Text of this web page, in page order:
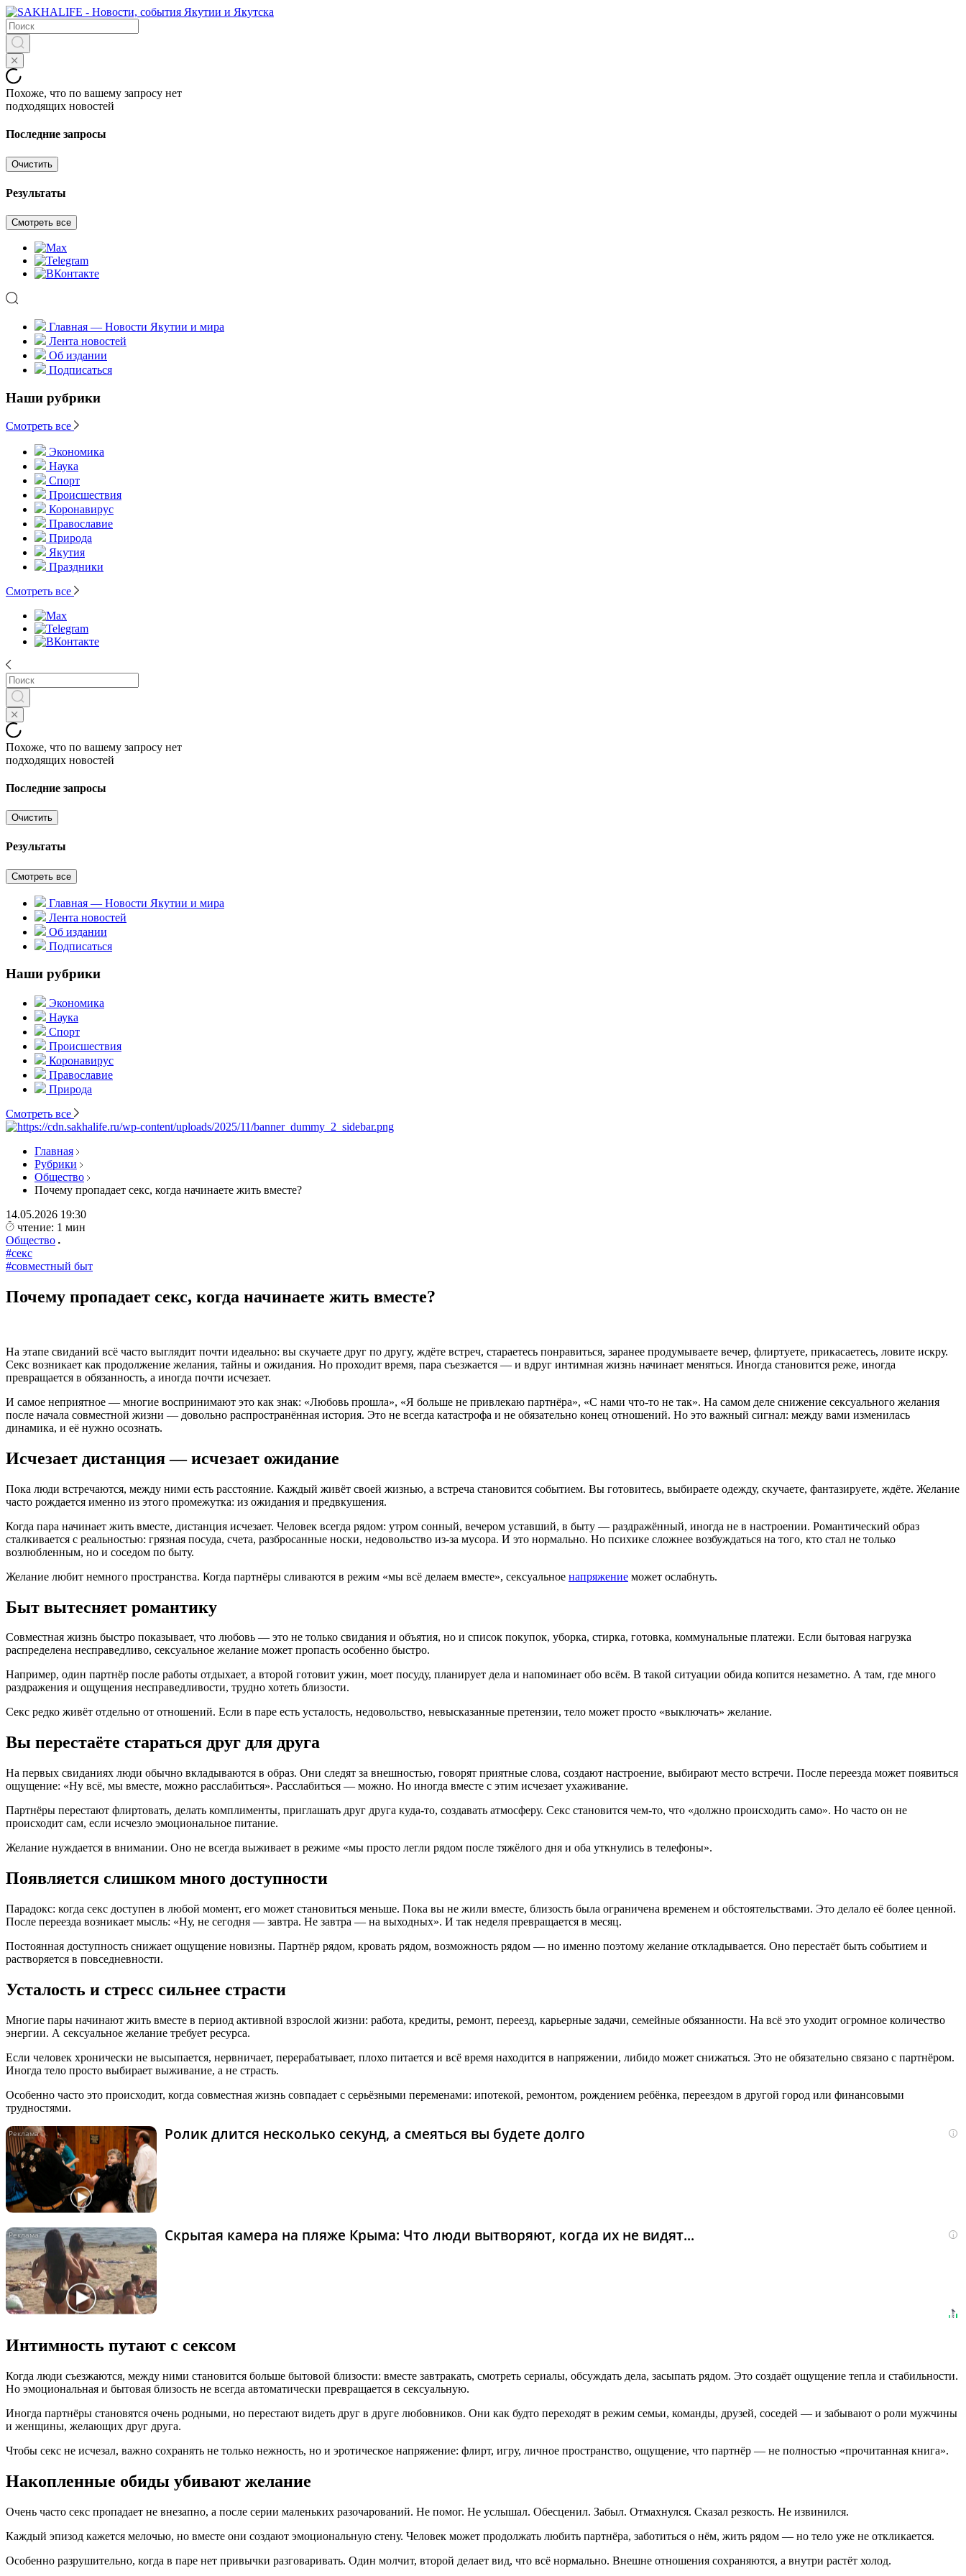
Похоже, что по вашему запросу нет
подходящих новостей
Последние запросы
Очистить
Результаты
Смотреть все
Главная — Новости Якутии и мира
Лента новостей
Об издании
Подписаться
Наши рубрики
Смотреть все
Экономика
Наука
Спорт
Происшествия
Коронавирус
Православие
Природа
Якутия
Праздники
Смотреть все
Похоже, что по вашему запросу нет
подходящих новостей
Последние запросы
Очистить
Результаты
Смотреть все
Главная — Новости Якутии и мира
Лента новостей
Об издании
Подписаться
Наши рубрики
Экономика
Наука
Спорт
Происшествия
Коронавирус
Православие
Природа
Смотреть все
Главная
Рубрики
Общество
Почему пропадает секс, когда начинаете жить вместе?
14.05.2026 19:30
чтение: 1 мин
Общество
#секс
#совместный быт
Почему пропадает секс, когда начинаете жить вместе?
На этапе свиданий всё часто выглядит почти идеально: вы скучаете друг по другу, ждёте встреч, стараетесь понравиться, заранее продумываете вечер, флиртуете, прикасаетесь, ловите искру.
Секс возникает как продолжение желания, тайны и ожидания. Но проходит время, пара съезжается — и вдруг интимная жизнь начинает меняться. Иногда становится реже, иногда
превращается в обязанность, а иногда почти исчезает.
И самое неприятное — многие воспринимают это как знак: «Любовь прошла», «Я больше не привлекаю партнёра», «С нами что-то не так». На самом деле снижение сексуального желания
после начала совместной жизни — довольно распространённая история. Это не всегда катастрофа и не обязательно конец отношений. Но это важный сигнал: между вами изменилась
динамика, и её нужно осознать.
Исчезает дистанция — исчезает ожидание
Пока люди встречаются, между ними есть расстояние. Каждый живёт своей жизнью, а встреча становится событием. Вы готовитесь, выбираете одежду, скучаете, фантазируете, ждёте. Желание
часто рождается именно из этого промежутка: из ожидания и предвкушения.
Когда пара начинает жить вместе, дистанция исчезает. Человек всегда рядом: утром сонный, вечером уставший, в быту — раздражённый, иногда не в настроении. Романтический образ
сталкивается с реальностью: грязная посуда, счета, разбросанные носки, недовольство из-за мусора. И это нормально. Но психике сложнее возбуждаться на того, кто стал не только
возлюбленным, но и соседом по быту.
Желание любит немного пространства. Когда партнёры сливаются в режим «мы всё делаем вместе», сексуальное напряжение может ослабнуть.
Быт вытесняет романтику
Совместная жизнь быстро показывает, что любовь — это не только свидания и объятия, но и список покупок, уборка, стирка, готовка, коммунальные платежи. Если бытовая нагрузка
распределена несправедливо, сексуальное желание может пропасть особенно быстро.
Например, один партнёр после работы отдыхает, а второй готовит ужин, моет посуду, планирует дела и напоминает обо всём. В такой ситуации обида копится незаметно. А там, где много
раздражения и ощущения несправедливости, трудно хотеть близости.
Секс редко живёт отдельно от отношений. Если в паре есть усталость, недовольство, невысказанные претензии, тело может просто «выключать» желание.
Вы перестаёте стараться друг для друга
На первых свиданиях люди обычно вкладываются в образ. Они следят за внешностью, говорят приятные слова, создают настроение, выбирают место встречи. После переезда может появиться
ощущение: «Ну всё, мы вместе, можно расслабиться». Расслабиться — можно. Но иногда вместе с этим исчезает ухаживание.
Партнёры перестают флиртовать, делать комплименты, приглашать друг друга куда-то, создавать атмосферу. Секс становится чем-то, что «должно происходить само». Но часто он не
происходит сам, если исчезло эмоциональное питание.
Желание нуждается в внимании. Оно не всегда выживает в режиме «мы просто легли рядом после тяжёлого дня и оба уткнулись в телефоны».
Появляется слишком много доступности
Парадокс: когда секс доступен в любой момент, его может становиться меньше. Пока вы не жили вместе, близость была ограничена временем и обстоятельствами. Это делало её более ценной.
После переезда возникает мысль: «Ну, не сегодня — завтра. Не завтра — на выходных». И так неделя превращается в месяц.
Постоянная доступность снижает ощущение новизны. Партнёр рядом, кровать рядом, возможность рядом — но именно поэтому желание откладывается. Оно перестаёт быть событием и
растворяется в повседневности.
Усталость и стресс сильнее страсти
Многие пары начинают жить вместе в период активной взрослой жизни: работа, кредиты, ремонт, переезд, карьерные задачи, семейные обязанности. На всё это уходит огромное количество
энергии. А сексуальное желание требует ресурса.
Если человек хронически не высыпается, нервничает, перерабатывает, плохо питается и всё время находится в напряжении, либидо может снижаться. Это не обязательно связано с партнёром.
Иногда тело просто выбирает выживание, а не страсть.
Особенно часто это происходит, когда совместная жизнь совпадает с серьёзными переменами: ипотекой, ремонтом, рождением ребёнка, переездом в другой город или финансовыми
трудностями.
i
Ролик длится несколько секунд, а смеяться вы будете долго
i
Скрытая камера на пляже Крыма: Что люди вытворяют, когда их не видят...
Интимность путают с сексом
Когда люди съезжаются, между ними становится больше бытовой близости: вместе завтракать, смотреть сериалы, обсуждать дела, засыпать рядом. Это создаёт ощущение тепла и стабильности.
Но эмоциональная и бытовая близость не всегда автоматически превращается в сексуальную.
Иногда партнёры становятся очень родными, но перестают видеть друг в друге любовников. Они как будто переходят в режим семьи, команды, друзей, соседей — и забывают о роли мужчины
и женщины, желающих друг друга.
Чтобы секс не исчезал, важно сохранять не только нежность, но и эротическое напряжение: флирт, игру, личное пространство, ощущение, что партнёр — не полностью «прочитанная книга».
Накопленные обиды убивают желание
Очень часто секс пропадает не внезапно, а после серии маленьких разочарований. Не помог. Не услышал. Обесценил. Забыл. Отмахнулся. Сказал резкость. Не извинился.
Каждый эпизод кажется мелочью, но вместе они создают эмоциональную стену. Человек может продолжать любить партнёра, заботиться о нём, жить рядом — но тело уже не откликается.
Особенно разрушительно, когда в паре нет привычки разговаривать. Один молчит, второй делает вид, что всё нормально. Внешне отношения сохраняются, а внутри растёт холод.